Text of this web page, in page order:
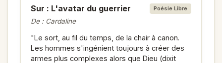
Poésie Libre
Sur : L'avatar du guerrier
De : Cardaline
"Le sort, au fil du temps, de la chair à canon.
Les hommes s'ingénient toujours à créer des
armes plus complexes alors que Dieu (dixit